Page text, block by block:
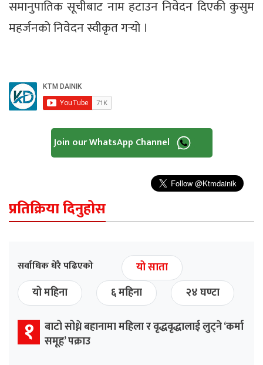
समानुपातिक सूचीबाट नाम हटाउन निवेदन दिएकी कुसुम
महर्जनको निवेदन स्वीकृत गर्‍यो ।
Join our WhatsApp Channel
प्रतिक्रिया दिनुहोस
सर्वाधिक धेरै पढिएको
यो साता
यो महिना
६ महिना २४ घण्टा
१ बाटो सोध्ने बहानामा महिला र वृद्धवृद्धालाई लुट्ने ‘कर्मा
समूह’ पक्राउ